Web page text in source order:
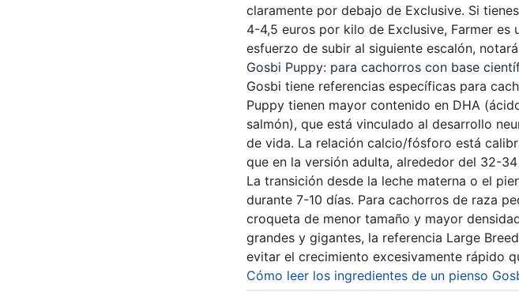
claramente por debajo de Exclusive. Si
4-4,5 euros por kilo de Exclusive, Farmer
esfuerzo de subir al siguiente escalón,
Gosbi Puppy: para cachorros con base
Gosbi tiene referencias específicas para
Puppy tienen mayor contenido en DHA
salmón), que está vinculado al desarrollo
de vida. La relación calcio/fósforo está
que en la versión adulta, alrededor del 32-34
La transición desde la leche materna o el
durante 7-10 días. Para cachorros de raza
croqueta de menor tamaño y mayor
grandes y gigantes, la referencia Large
evitar el crecimiento excesivamente rápido
Cómo leer los ingredientes de un pienso